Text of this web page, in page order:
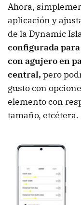
Ahora,
aplicación y
de la Dynamic
configurada
con agujero en
central, pero
gusto con
elemento con
tamaño, etcétera.